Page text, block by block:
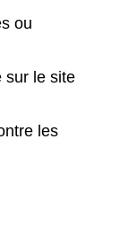
ou
sur le site
les